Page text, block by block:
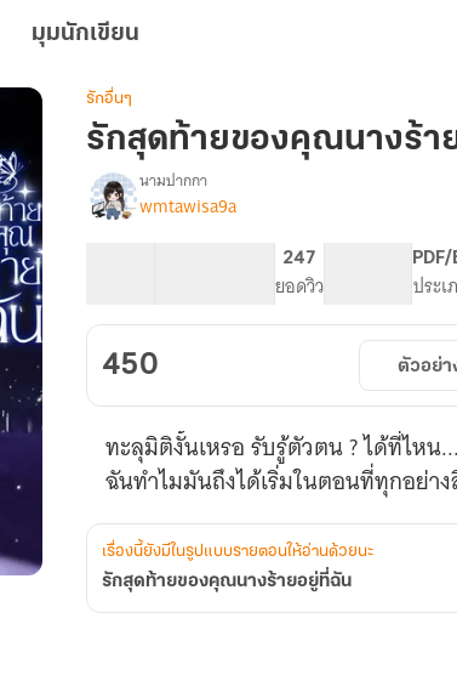
มุมนักเขียน
รักอื่นๆ
รักสุดท้ายของคุณนางร้า
เรื่อง
รัก
นาง
ร้าย
อยู่
ที่
นามปากกา
wmtawisa9a
247
ยอดวิว
PDF/
ประ
450 ตัวอย่า
ทะลุมิติงั้นเหรอ รับรู้ตัวตน ? ได้ที่ไห
ฉันทำไมมันถึงได้เริ่มในตอนที่ทุกอย่า
เรื่องนี้ยังมีในรูปแบบรายตอนให้อ่านด้วยนะ
รักสุดท้ายของคุณนางร้ายอยู่ที่ฉัน